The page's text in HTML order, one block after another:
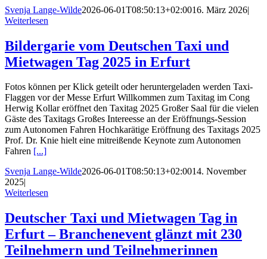
Svenja Lange-Wilde2026-06-01T08:50:13+02:0016. März 2026|
Weiterlesen
Bildergarie vom Deutschen Taxi und
Mietwagen Tag 2025 in Erfurt
Fotos können per Klick geteilt oder heruntergeladen werden Taxi-
Flaggen vor der Messe Erfurt Willkommen zum Taxitag im Cong
Herwig Kollar eröffnet den Taxitag 2025 Großer Saal für die vielen
Gäste des Taxitags Großes Intereesse an der Eröffnungs-Session
zum Autonomen Fahren Hochkarätige Eröffnung des Taxitags 2025
Prof. Dr. Knie hielt eine mitreißende Keynote zum Autonomen
Fahren [...]
Svenja Lange-Wilde2026-06-01T08:50:13+02:0014. November
2025|
Weiterlesen
Deutscher Taxi und Mietwagen Tag in
Erfurt – Branchenevent glänzt mit 230
Teilnehmern und Teilnehmerinnen